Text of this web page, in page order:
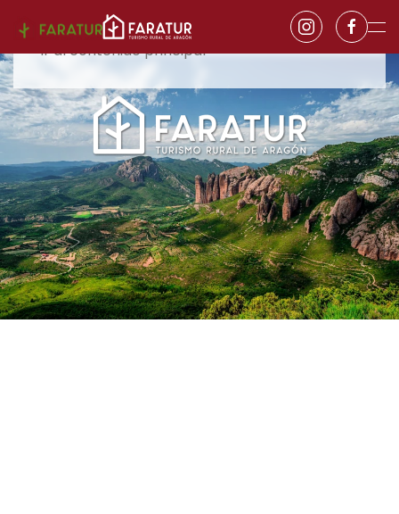
Ir al contenido principal